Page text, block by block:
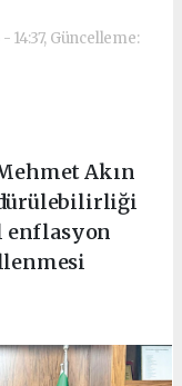
14:37, Güncelleme:
Akın